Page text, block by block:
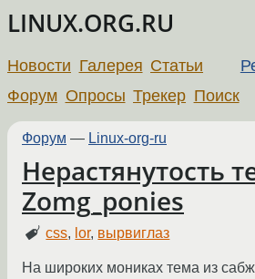
LINUX.ORG.RU
Новости Галерея Статьи
Форум Опросы Трекер Поиск
Форум — Linux-org-ru
Нерастянутость
Zomg_ponies
css, lor, вырвиглаз
На широких мониках тема из